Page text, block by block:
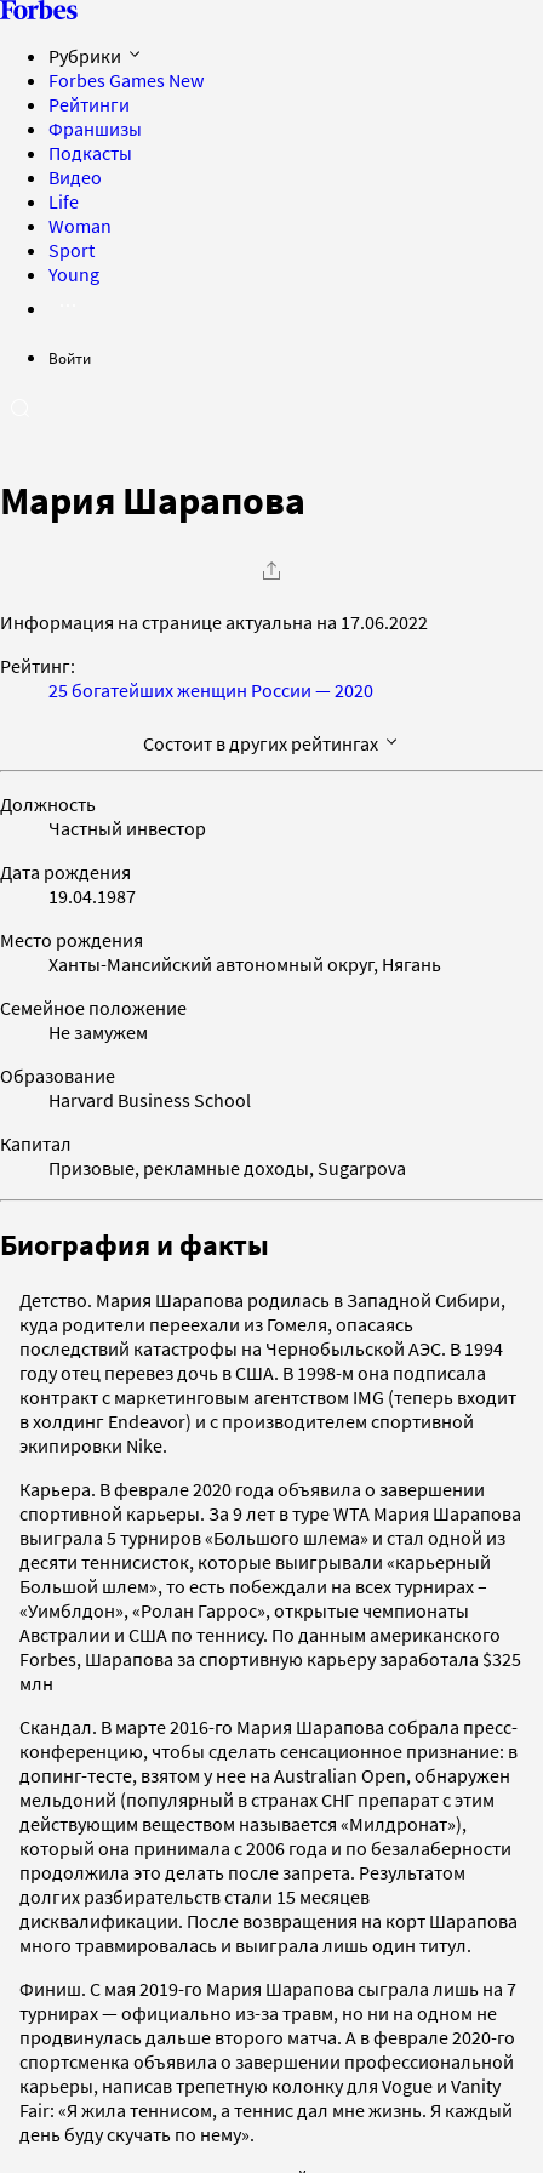
Рубрики
Forbes Games New
Рейтинги
Франшизы
Подкасты
Видео
Life
Woman
Sport
Young
Войти
Мария Шарапова
Информация на странице актуальна на 17.06.2022
Рейтинг:
25 богатейших женщин России — 2020
Состоит в других рейтингах
Должность
Частный инвестор
Дата рождения
19.04.1987
Место рождения
Ханты-Мансийский автономный округ, Нягань
Семейное положение
Не замужем
Образование
Harvard Business School
Капитал
Призовые, рекламные доходы, Sugarpova
Биография и факты
Детство. Мария Шарапова родилась в Западной Сибири,
куда родители переехали из Гомеля, опасаясь
последствий катастрофы на Чернобыльской АЭС. В 1994
году отец перевез дочь в США. В 1998-м она подписала
контракт с маркетинговым агентством IMG (теперь входит
в холдинг Endeavor) и с производителем спортивной
экипировки Nike.
Карьера. В феврале 2020 года объявила о завершении
спортивной карьеры. За 9 лет в туре WTA Мария Шарапова
выиграла 5 турниров «Большого шлема» и стал одной из
десяти теннисисток, которые выигрывали «карьерный
Большой шлем», то есть побеждали на всех турнирах –
«Уимблдон», «Ролан Гаррос», открытые чемпионаты
Австралии и США по теннису. По данным американского
Forbes, Шарапова за спортивную карьеру заработала $325
млн
Скандал. В марте 2016-го Мария Шарапова собрала пресс-
конференцию, чтобы сделать сенсационное признание: в
допинг-тесте, взятом у нее на Australian Open, обнаружен
мельдоний (популярный в странах СНГ препарат с этим
действующим веществом называется «Милдронат»),
который она принимала с 2006 года и по безалаберности
продолжила это делать после запрета. Результатом
долгих разбирательств стали 15 месяцев
дисквалификации. После возвращения на корт Шарапова
много травмировалась и выиграла лишь один титул.
Финиш. С мая 2019-го Мария Шарапова сыграла лишь на 7
турнирах — официально из-за травм, но ни на одном не
продвинулась дальше второго матча. А в феврале 2020-го
спортсменка объявила о завершении профессиональной
карьеры, написав трепетную колонку для Vogue и Vanity
Fair: «Я жила теннисом, а теннис дал мне жизнь. Я каждый
день буду скучать по нему».